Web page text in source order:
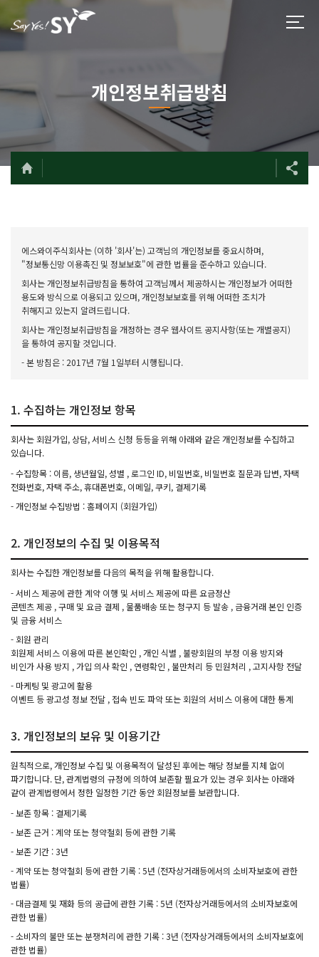
개인정보취급방침
에스와이주식회사는 (이하 '회사'는) 고객님의 개인정보를 중요시하며,
"정보통신망 이용촉진 및 정보보호"에 관한 법률을 준수하고 있습니다.
회사는 개인정보취급방침을 통하여 고객님께서 제공하시는 개인정보가 어떠한
용도와 방식으로 이용되고 있으며, 개인정보보호를 위해 어떠한 조치가
취해지고 있는지 알려드립니다.
회사는 개인정보취급방침을 개정하는 경우 웹사이트 공지사항(또는 개별공지)
을 통하여 공지할 것입니다.
- 본 방침은 : 2017년 7월 1일부터 시행됩니다.
1. 수집하는 개인정보 항목
회사는 회원가입, 상담, 서비스 신청 등등을 위해 아래와 같은 개인정보를 수집하고
있습니다.
- 수집항목 : 이름, 생년월일, 성별 , 로그인 ID, 비밀번호, 비밀번호 질문과 답변, 자택
전화번호, 자택 주소, 휴대폰번호, 이메일, 쿠키, 결제기록
- 개인정보 수집방법 : 홈페이지 (회원가입)
2. 개인정보의 수집 및 이용목적
회사는 수집한 개인정보를 다음의 목적을 위해 활용합니다.
- 서비스 제공에 관한 계약 이행 및 서비스 제공에 따른 요금정산
콘텐츠 제공 , 구매 및 요금 결제 , 물품배송 또는 청구지 등 발송 , 금융거래 본인 인증
및 금융 서비스
- 회원 관리
회원제 서비스 이용에 따른 본인확인 , 개인 식별 , 불량회원의 부정 이용 방지와
비인가 사용 방지 , 가입 의사 확인 , 연령확인 , 불만처리 등 민원처리 , 고지사항 전달
- 마케팅 및 광고에 활용
이벤트 등 광고성 정보 전달 , 접속 빈도 파악 또는 회원의 서비스 이용에 대한 통계
3. 개인정보의 보유 및 이용기간
원칙적으로, 개인정보 수집 및 이용목적이 달성된 후에는 해당 정보를 지체 없이
파기합니다. 단, 관계법령의 규정에 의하여 보존할 필요가 있는 경우 회사는 아래와
같이 관계법령에서 정한 일정한 기간 동안 회원정보를 보관합니다.
- 보존 항목 : 결제기록
- 보존 근거 : 계약 또는 청약철회 등에 관한 기록
- 보존 기간 : 3년
- 계약 또는 청약철회 등에 관한 기록 : 5년 (전자상거래등에서의 소비자보호에 관한
법률)
- 대금결제 및 재화 등의 공급에 관한 기록 : 5년 (전자상거래등에서의 소비자보호에
관한 법률)
- 소비자의 불만 또는 분쟁처리에 관한 기록 : 3년 (전자상거래등에서의 소비자보호에
관한 법률)